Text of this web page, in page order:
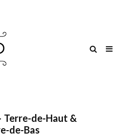
Terre-de-Haut &
de-Bas